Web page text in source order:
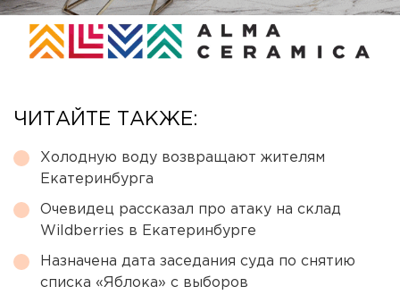
ЧИТАЙТЕ ТАКЖЕ:
Холодную воду возвращают жителям
Екатеринбурга
Очевидец рассказал про атаку на склад
Wildberries в Екатеринбурге
Назначена дата заседания суда по снятию
списка «Яблока» с выборов